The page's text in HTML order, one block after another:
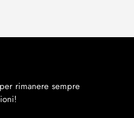
rimanere sempre